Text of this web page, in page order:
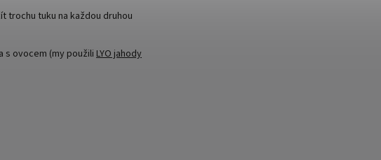
trochu tuku na každou druhou
s ovocem (my použili LYO jahody